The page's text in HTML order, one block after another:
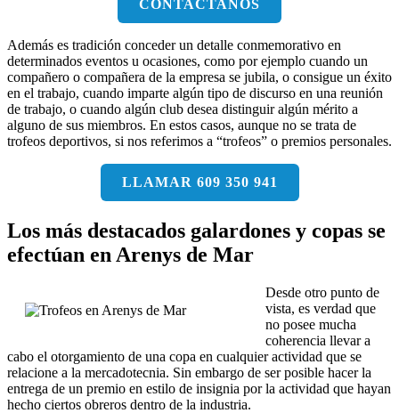
CONTACTANOS
Además es tradición conceder un detalle conmemorativo en
determinados eventos u ocasiones, como por ejemplo cuando un
compañero o compañera de la empresa se jubila, o consigue un éxito
en el trabajo, cuando imparte algún tipo de discurso en una reunión
de trabajo, o cuando algún club desea distinguir algún mérito a
alguno de sus miembros. En estos casos, aunque no se trata de
trofeos deportivos, si nos referimos a “trofeos” o premios personales.
LLAMAR 609 350 941
Los más destacados galardones y copas se
efectúan en Arenys de Mar
Desde otro punto de
vista, es verdad que
no posee mucha
coherencia llevar a
cabo el otorgamiento de una copa en cualquier actividad que se
relacione a la mercadotecnia. Sin embargo de ser posible hacer la
entrega de un premio en estilo de insignia por la actividad que hayan
hecho ciertos obreros dentro de la industria.